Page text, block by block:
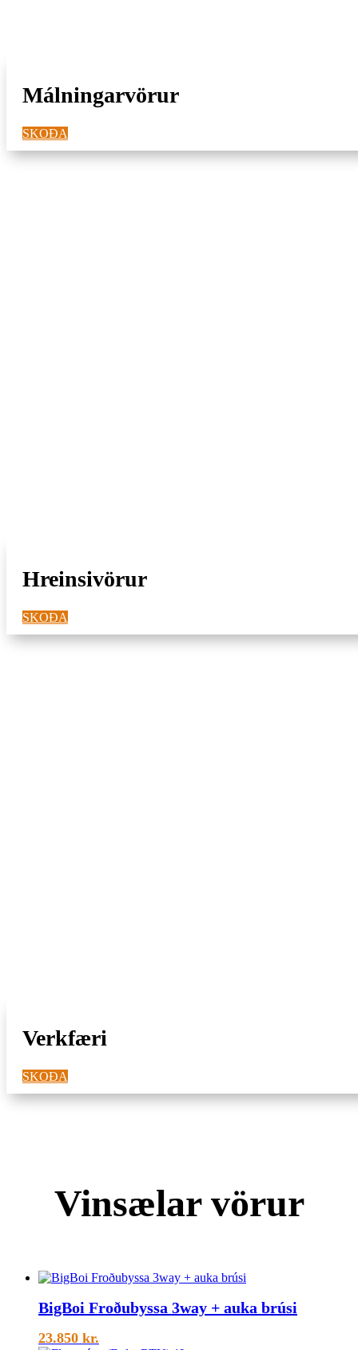
Málningarvörur
SKOÐA
Hreinsivörur
SKOÐA
Verkfæri
SKOÐA
Vinsælar vörur
BigBoi Froðubyssa 3way + auka brúsi
23.850 kr.